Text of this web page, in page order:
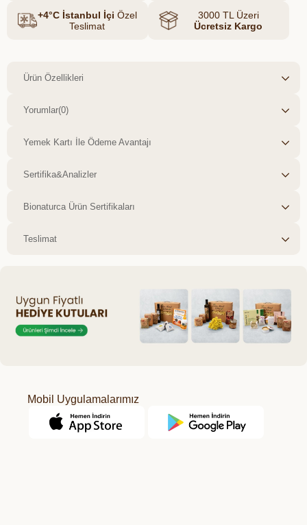
+4°C İstanbul İçi Özel
Teslimat
3000 TL Üzeri
Ücretsiz Kargo
Ürün Özellikleri
Yorumlar(0)
Yemek Kartı İle Ödeme Avantajı
Sertifika&Analizler
Bionaturca Ürün Sertifikaları
Teslimat
Mobil Uygulamalarımız